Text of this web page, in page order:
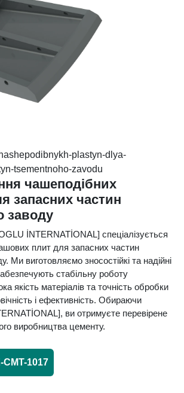
plastyn-dlya-
tsementnoho-zavodu
чашеподібних
запасних частин
заводу
İNTERNATİONAL] спеціалізується
плит для запасних частин
Ми виготовляємо зносостійкі та надійні
стабільну роботу
якість матеріалів та точність обробки
і ефективність. Обираючи
ви отримуєте перевірене
виробництва цементу.
CMT-1017